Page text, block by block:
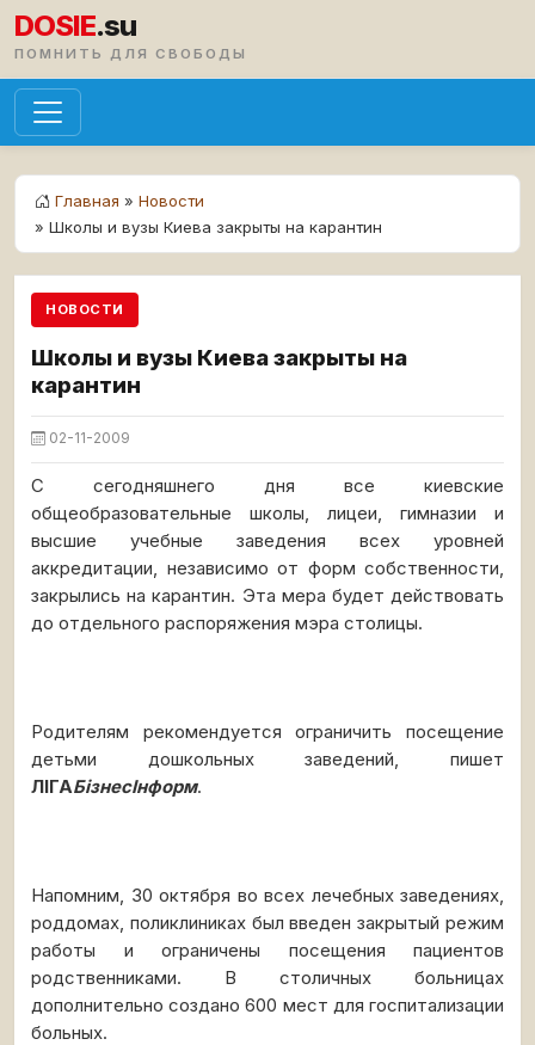
DOSIE.su
ПОМНИТЬ ДЛЯ СВОБОДЫ
Главная » Новости
» Школы и вузы Киева закрыты на карантин
НОВОСТИ
Школы и вузы Киева закрыты на
карантин
02-11-2009
С сегодняшнего дня все киевские
общеобразовательные школы, лицеи, гимназии и
высшие учебные заведения всех уровней
аккредитации, независимо от форм собственности,
закрылись на карантин. Эта мера будет действовать
до отдельного распоряжения мэра столицы.
Родителям рекомендуется ограничить посещение
детьми дошкольных заведений, пишет
ЛІГАБізнесІнформ.
Напомним, 30 октября во всех лечебных заведениях,
роддомах, поликлиниках был введен закрытый режим
работы и ограничены посещения пациентов
родственниками. В столичных больницах
дополнительно создано 600 мест для госпитализации
больных.